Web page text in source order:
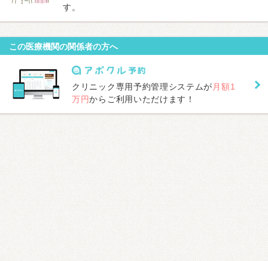
す。
この医療機関の関係者の方へ
クリニック専用予約管理システムが 月額1
万円からご利用いただけます！